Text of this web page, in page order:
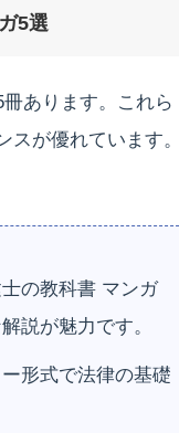
5選
あります。これら
スが優れています
の教科書 マンガ
説が魅力です。
形式で法律の基礎